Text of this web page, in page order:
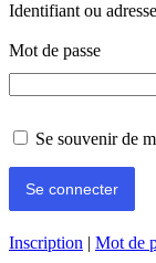
Identifiant ou
Mot de passe
Se souvenir de
Inscription | Mot de